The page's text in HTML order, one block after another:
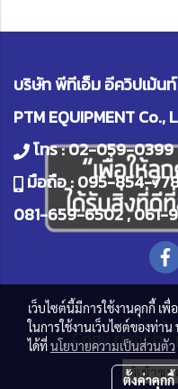
บริษัท พีทีเอ็ม อีควิปเม้น
PTM EQUIPMENT Co.,
โทร :02-059-0399
มือถือ :095-854-
081-659-6502,061-
Copy right by
ผู้เข้าช
เว็บไซต์นี้มีการใช้งานคุกกี้ เ
ในการใช้งานเว็บไซต์ของท่า
ได้ที่นโยบายความเป็นส่วนตัว
ตั้งค่าคุกกี้